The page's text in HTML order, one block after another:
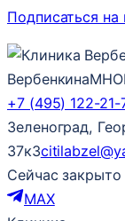
Подписаться на
Вербенкина
+7 (495) 122-21-
Зеленоград,
37к3
Сейчас закрыто
MAX